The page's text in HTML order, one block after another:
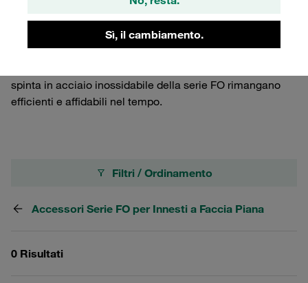
Sì, il cambiamento.
polvere è facile da installare e rimuovere, rendendola una
soluzione pratica per mantenere gli innesti rapidi in
acciaio in condizioni ideali. Utilizzando questa
spinta in acciaio inossidabile della serie FO rimangano
efficienti e affidabili nel tempo.
Filtri / Ordinamento
Accessori Serie FO per Innesti a Faccia Piana
0 Risultati